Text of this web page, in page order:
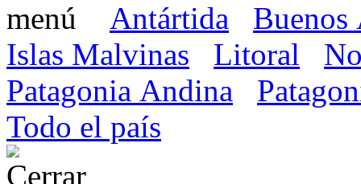
Antártida
Buenos
Islas Malvinas
Litoral
Patagonia Andina
Todo el país